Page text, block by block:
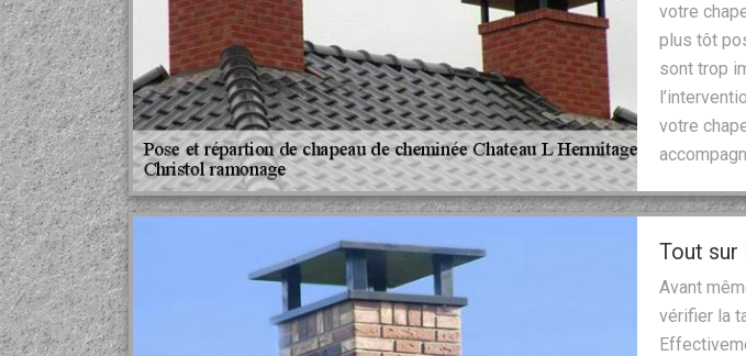
votre
plus tôt
sont trop
votre
Tout sur
Avant
vérifier la